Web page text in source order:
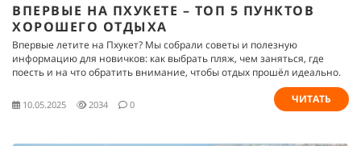
ВПЕРВЫЕ НА ПХУКЕТЕ – ТОП 5 ПУНКТОВ
ХОРОШЕГО ОТДЫХА
Впервые летите на Пхукет? Мы собрали советы и полезную
информацию для новичков: как выбрать пляж, чем заняться, где
поесть и на что обратить внимание, чтобы отдых прошёл идеально.
10.05.2025 2034 0 ЧИТАТЬ